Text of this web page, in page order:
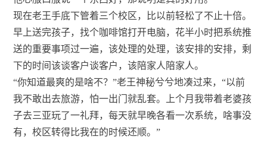
现在老王手底下管着三个校区，比以前轻松了不止十倍。
早上送完孩子，找个咖啡馆打开电脑，花半小时把系统推
送的重要事项过一遍，该处理的处理，该安排的安排，剩
下的时间该谈客户谈客户，该陪家人陪家人。
“你知道最爽的是啥不？”老王神秘兮兮地凑过来，“以前
我不敢出去旅游，怕一出门就乱套。上个月我带着老婆孩
子去三亚玩了一礼拜，每天就早晚各看一次系统，啥事没
有，校区转得比我在的时候还顺。”